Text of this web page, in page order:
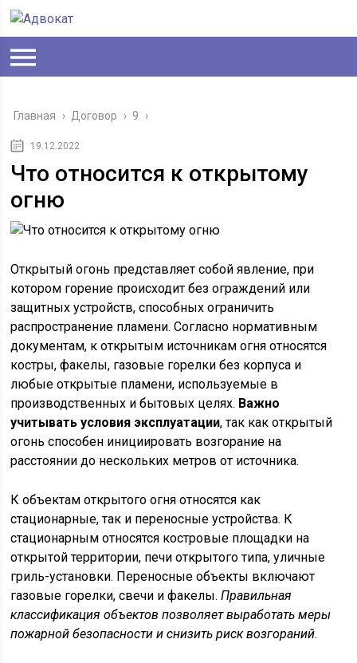
Главная › Договор › 9 ›
19.12.2022
Что относится к открытому
огню
Открытый огонь представляет собой явление, при
котором горение происходит без ограждений или
защитных устройств, способных ограничить
распространение пламени. Согласно нормативным
документам, к открытым источникам огня относятся
костры, факелы, газовые горелки без корпуса и
любые открытые пламени, используемые в
производственных и бытовых целях. Важно
учитывать условия эксплуатации, так как открытый
огонь способен инициировать возгорание на
расстоянии до нескольких метров от источника.
К объектам открытого огня относятся как
стационарные, так и переносные устройства. К
стационарным относятся костровые площадки на
открытой территории, печи открытого типа, уличные
гриль-установки. Переносные объекты включают
газовые горелки, свечи и факелы.Правильная
классификация объектов позволяет выработать меры
пожарной безопасности и снизить риск возгораний.